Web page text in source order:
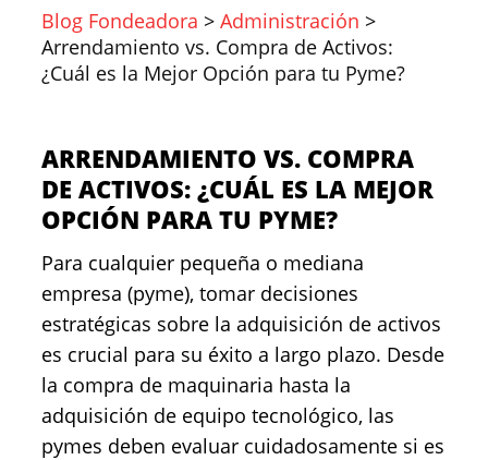
Blog Fondeadora > Administración >
Arrendamiento vs. Compra de Activos:
¿Cuál es la Mejor Opción para tu Pyme?
ARRENDAMIENTO VS. COMPRA
DE ACTIVOS: ¿CUÁL ES LA MEJOR
OPCIÓN PARA TU PYME?
Para cualquier pequeña o mediana
empresa (pyme), tomar decisiones
estratégicas sobre la adquisición de activos
es crucial para su éxito a largo plazo. Desde
la compra de maquinaria hasta la
adquisición de equipo tecnológico, las
pymes deben evaluar cuidadosamente si es